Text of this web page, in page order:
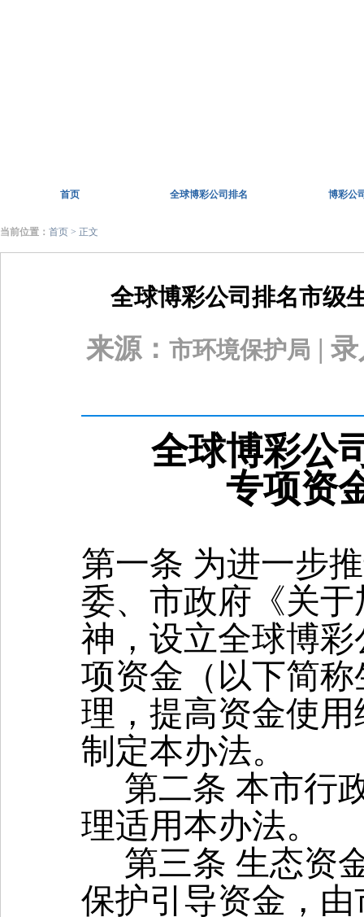
首页 全球博彩公司排名 博彩公
当前位置： 首页 > 正文
全球博彩公司排名市级
来源： 市环境保护局 |
全球博彩公
专项资
第一条 为进一步
委、市政府《关
神，设立全球博
项资金（以下简
理，提高资金使
制定本办法。
第二条 本市行
理适用本办法。
第三条 生态资
保护引导资金，